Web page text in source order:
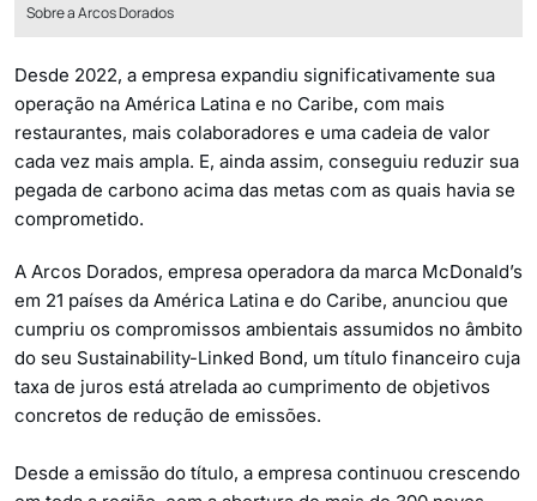
Sobre a Arcos Dorados
Desde 2022, a empresa expandiu significativamente sua
operação na América Latina e no Caribe, com mais
restaurantes, mais colaboradores e uma cadeia de valor
cada vez mais ampla. E, ainda assim, conseguiu reduzir sua
pegada de carbono acima das metas com as quais havia se
comprometido.
A Arcos Dorados, empresa operadora da marca McDonald’s
em 21 países da América Latina e do Caribe, anunciou que
cumpriu os compromissos ambientais assumidos no âmbito
do seu Sustainability-Linked Bond, um título financeiro cuja
taxa de juros está atrelada ao cumprimento de objetivos
concretos de redução de emissões.
Desde a emissão do título, a empresa continuou crescendo